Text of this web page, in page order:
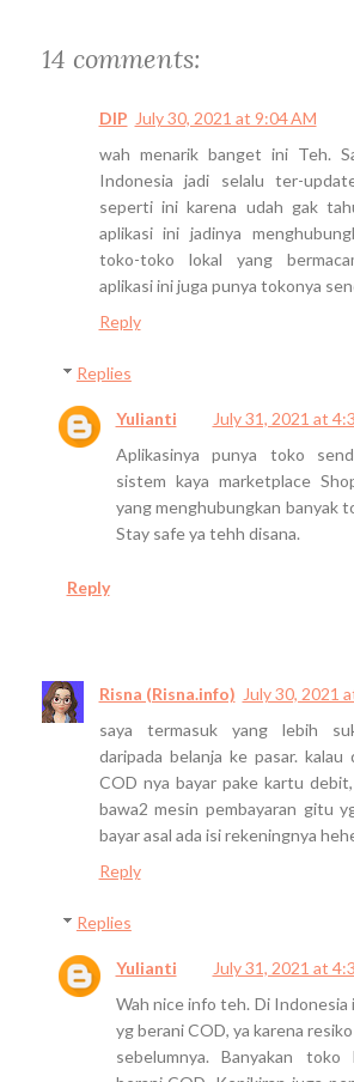
14 comments:
DIP July 30, 2021 at 9:04 AM
wah menarik banget ini Teh.
Indonesia jadi selalu ter-
seperti ini karena udah gak
aplikasi ini jadinya
toko-toko lokal yang
aplikasi ini juga punya tokonya
Reply
Replies
Yulianti
July 31, 2021 at
Aplikasinya punya toko
sistem kaya marketplace
yang menghubungkan banyak
Stay safe ya tehh disana.
Reply
Risna (Risna.info) July 30, 2021
saya termasuk yang lebih
daripada belanja ke pasar.
COD nya bayar pake kartu
bawa2 mesin pembayaran gitu
bayar asal ada isi rekeningnya
Reply
Replies
Yulianti
July 31, 2021 at
Wah nice info teh. Di Indonesia
yg berani COD, ya karena
sebelumnya. Banyakan